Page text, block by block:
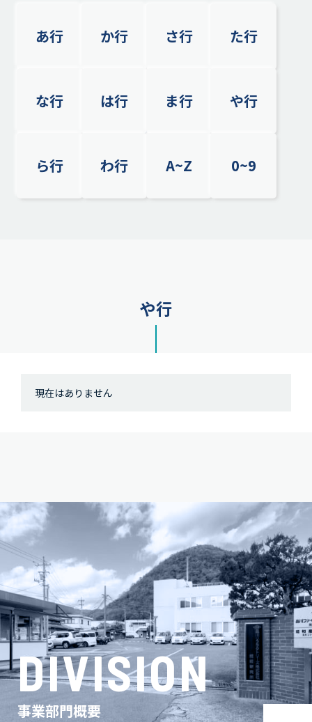
あ行 か行 さ行 た行
な行 は行 ま行 や行
ら行 わ行 A~Z 0~9
や行
現在はありません
DIVISION
事業部門概要